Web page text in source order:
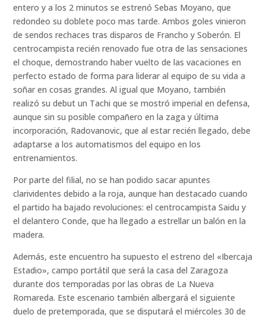
entero y a los 2 minutos se estrenó Sebas Moyano, que
redondeo su doblete poco mas tarde. Ambos goles vinieron
de sendos rechaces tras disparos de Francho y Soberón. El
centrocampista recién renovado fue otra de las sensaciones
el choque, demostrando haber vuelto de las vacaciones en
perfecto estado de forma para liderar al equipo de su vida a
soñar en cosas grandes. Al igual que Moyano, también
realizó su debut un Tachi que se mostró imperial en defensa,
aunque sin su posible compañero en la zaga y última
incorporación, Radovanovic, que al estar recién llegado, debe
adaptarse a los automatismos del equipo en los
entrenamientos.
Por parte del filial, no se han podido sacar apuntes
clarividentes debido a la roja, aunque han destacado cuando
el partido ha bajado revoluciones: el centrocampista Saidu y
el delantero Conde, que ha llegado a estrellar un balón en la
madera.
Además, este encuentro ha supuesto el estreno del «Ibercaja
Estadio», campo portátil que será la casa del Zaragoza
durante dos temporadas por las obras de La Nueva
Romareda. Este escenario también albergará el siguiente
duelo de pretemporada, que se disputará el miércoles 30 de